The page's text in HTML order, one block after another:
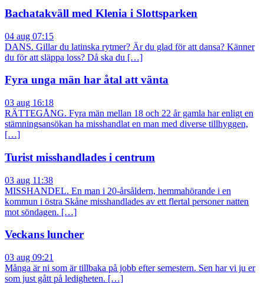
Bachatakväll med Klenia i Slottsparken
04 aug 07:15
DANS. Gillar du latinska rytmer? Är du glad för att dansa? Känner
du för att släppa loss? Då ska du […]
Fyra unga män har åtal att vänta
03 aug 16:18
RÄTTEGÅNG. Fyra män mellan 18 och 22 år gamla har enligt en
stämningsansökan ha misshandlat en man med diverse tillhyggen,
[…]
Turist misshandlades i centrum
03 aug 11:38
MISSHANDEL. En man i 20-årsåldern, hemmahörande i en
kommun i östra Skåne misshandlades av ett flertal personer natten
mot söndagen. […]
Veckans luncher
03 aug 09:21
Många är ni som är tillbaka på jobb efter semestern. Sen har vi ju er
som just gått på ledigheten. […]